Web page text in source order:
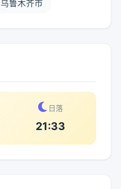
乌鲁木齐市
日落
21:33